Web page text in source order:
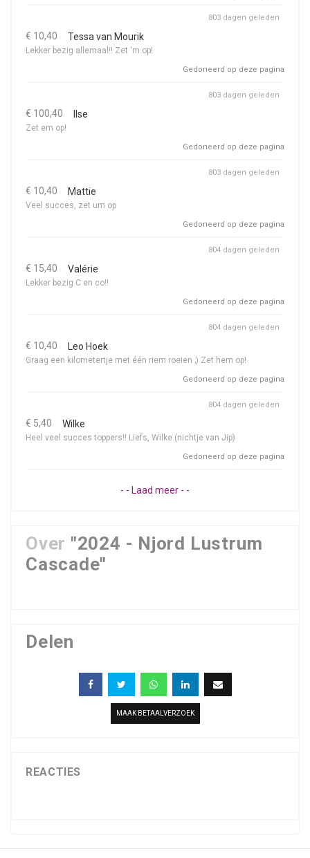
€ 10,40 Tessa van Mourik
Lekker bezig allemaal!! Zet ‘m op!
803 dagen geleden
Gedoneerd op deze pagina
€ 100,40 Ilse
Zet em op!
803 dagen geleden
Gedoneerd op deze pagina
€ 10,40 Mattie
Veel succes, zet um op
803 dagen geleden
Gedoneerd op deze pagina
€ 15,40 Valérie
Lekker bezig C en co!!
804 dagen geleden
Gedoneerd op deze pagina
€ 10,40 Leo Hoek
Graag een kilometertje met één riem roeien ;) Zet hem op!
804 dagen geleden
Gedoneerd op deze pagina
€ 5,40 Wilke
Heel veel succes toppers!! Liefs, Wilke (nichtje van Jip)
804 dagen geleden
Gedoneerd op deze pagina
- - Laad meer - -
Over "2024 - Njord Lustrum
Cascade"
Delen
MAAK BETAALVERZOEK
REACTIES